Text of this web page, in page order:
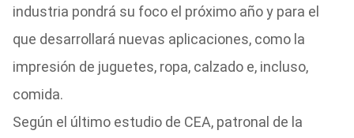
industria pondrá su foco el próximo año y para el
que desarrollará nuevas aplicaciones, como la
impresión de juguetes, ropa, calzado e, incluso,
comida.
Según el último estudio de CEA, patronal de la